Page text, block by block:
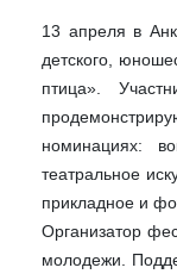
13 апреля в
детского,
птица».
номинациях:
театральное
прикладное и
Организатор
молодежи.